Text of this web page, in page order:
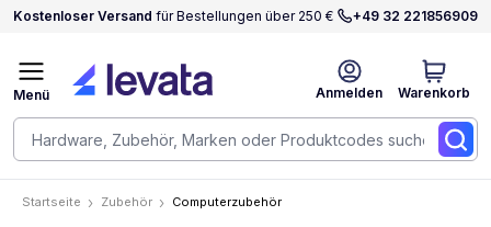
Kostenloser Versand für Bestellungen über 250 € +49 32 221856909
Anmelden Warenkorb
Menü
Startseite Zubehör Computerzubehör